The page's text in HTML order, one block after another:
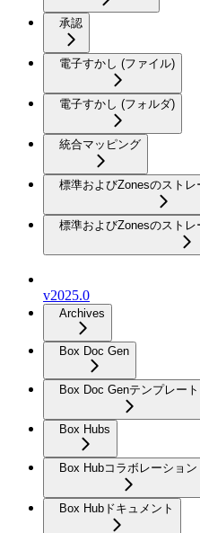
承認
電子すかし (ファイル)
電子すかし (フォルダ)
統合マッピング
標準およびZonesのストレ
標準およびZonesのスト
v2025.0
Archives
Box Doc Gen
Box Doc Genテンプレート
Box Hubs
Box Hubコラボレーション
Box Hubドキュメント